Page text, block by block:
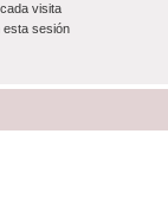
visita
esta sesión